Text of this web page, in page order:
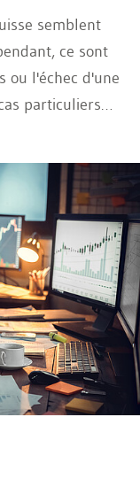
semblent
ce sont
ou l'échec d'une
particuliers